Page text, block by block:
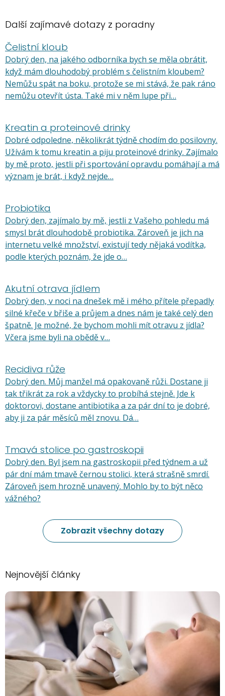
Další zajímavé dotazy z poradny
Čelistní kloub
Dobrý den, na jakého odborníka bych se měla obrátit,
když mám dlouhodobý problém s čelistním kloubem?
Nemůžu spát na boku, protože se mi stává, že pak ráno
nemůžu otevřít ústa. Také mi v něm lupe při…
Kreatin a proteinové drinky
Dobré odpoledne, několikrát týdně chodím do posilovny.
Užívám k tomu kreatin a piju proteinové drinky. Zajímalo
by mě proto, jestli při sportování opravdu pomáhají a má
význam je brát, i když nejde…
Probiotika
Dobrý den, zajímalo by mě, jestli z Vašeho pohledu má
smysl brát dlouhodobě probiotika. Zároveň je jich na
internetu velké množství, existují tedy nějaká vodítka,
podle kterých poznám, že jde o…
Akutní otrava jídlem
Dobrý den, v noci na dnešek mě i mého přítele přepadly
silné křeče v břiše a průjem a dnes nám je také celý den
špatně. Je možné, že bychom mohli mít otravu z jídla?
Včera jsme byli na obědě v…
Recidiva růže
Dobrý den. Můj manžel má opakovaně růži. Dostane ji
tak třikrát za rok a vždycky to probíhá stejně. Jde k
doktorovi, dostane antibiotika a za pár dní to je dobré,
aby ji za pár měsíců měl znovu. Dá…
Tmavá stolice po gastroskopii
Dobrý den. Byl jsem na gastroskopii před týdnem a už
pár dní mám tmavě černou stolici, která strašně smrdí.
Zároveň jsem hrozně unavený. Mohlo by to být něco
vážného?
Zobrazit všechny dotazy
Nejnovější články